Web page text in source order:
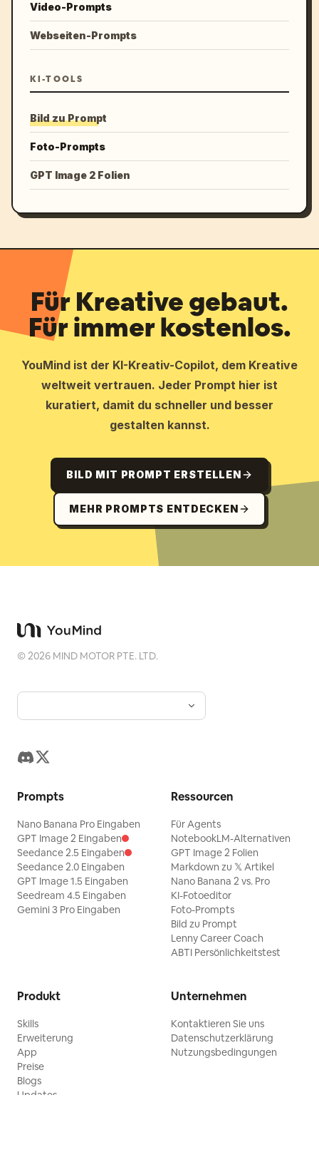
Video-Prompts
Webseiten-Prompts
KI-TOOLS
Bild zu Prompt
Foto-Prompts
GPT Image 2 Folien
Für Kreative gebaut.
Für immer kostenlos.
YouMind ist der KI-Kreativ-Copilot, dem Kreative
weltweit vertrauen. Jeder Prompt hier ist
kuratiert, damit du schneller und besser
gestalten kannst.
BILD MIT PROMPT ERSTELLEN
MEHR PROMPTS ENTDECKEN
©2026 MIND MOTOR PTE. LTD.
Prompts
Nano Banana Pro Eingaben
GPT Image 2 Eingaben
Seedance 2.5 Eingaben
Seedance 2.0 Eingaben
GPT Image 1.5 Eingaben
Seedream 4.5 Eingaben
Gemini 3 Pro Eingaben
Ressourcen
Für Agents
NotebookLM-Alternativen
GPT Image 2 Folien
Markdown zu 𝕏 Artikel
Nano Banana 2 vs. Pro
KI-Fotoeditor
Foto-Prompts
Bild zu Prompt
Lenny Career Coach
ABTI Persönlichkeitstest
Produkt
Skills
Erweiterung
App
Preise
Blogs
Updates
Unternehmen
Kontaktieren Sie uns
Datenschutzerklärung
Nutzungsbedingungen